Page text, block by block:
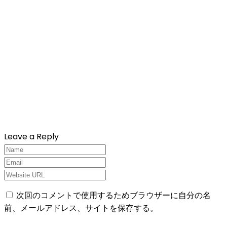
Leave a Reply
次回のコメントで使用するためブラウザーに自分の名
前、メールアドレス、サイトを保存する。